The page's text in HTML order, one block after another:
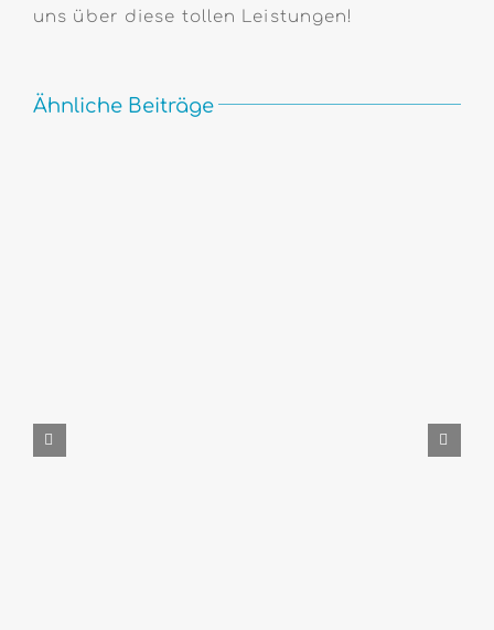
uns über diese tollen Leistungen!
Ähnliche Beiträge